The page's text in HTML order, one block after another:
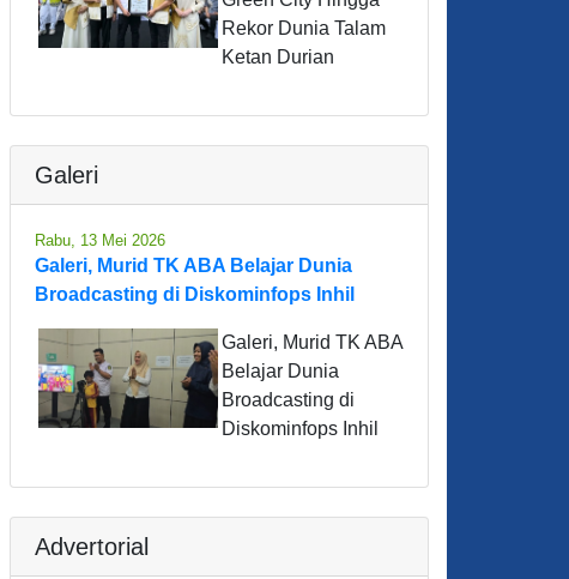
Rekor Dunia Talam
Ketan Durian
Galeri
Rabu, 13 Mei 2026
Galeri, Murid TK ABA Belajar Dunia
Broadcasting di Diskominfops Inhil
Galeri, Murid TK ABA
Belajar Dunia
Broadcasting di
Diskominfops Inhil
Advertorial